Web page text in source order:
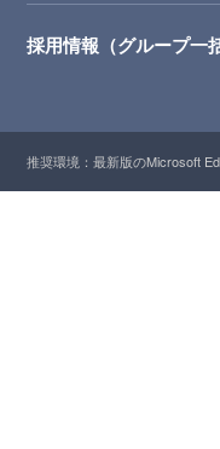
採用情報（グループ一
推奨環境：最新版のMicrosoft